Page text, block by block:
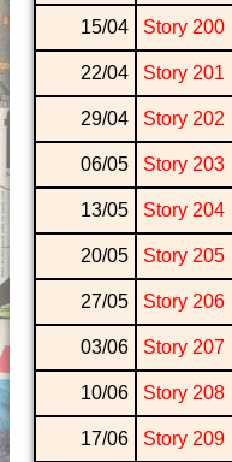
15/04
Story 200
22/04
Story 201
29/04
Story 202
06/05
Story 203
13/05
Story 204
20/05
Story 205
27/05
Story 206
03/06
Story 207
10/06
Story 208
17/06
Story 209